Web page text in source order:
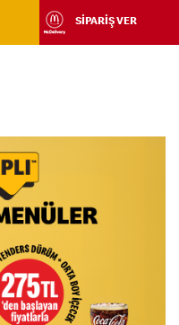
SİPARİŞ VER